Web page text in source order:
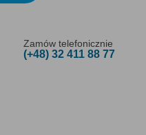
Zamów telefonicznie
(+48) 32 411 88 77